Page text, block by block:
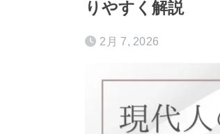
りやすく解説
2月 7, 2026